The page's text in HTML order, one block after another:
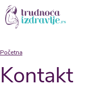
Početna
Kontakt